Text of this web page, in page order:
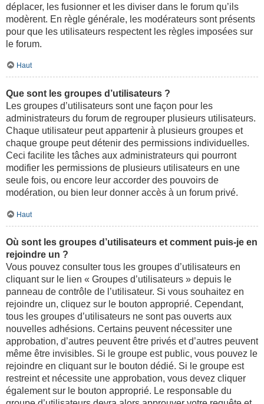
déplacer, les fusionner et les diviser dans le forum qu’ils
modèrent. En règle générale, les modérateurs sont présents
pour que les utilisateurs respectent les règles imposées sur
le forum.
Haut
Que sont les groupes d’utilisateurs ?
Les groupes d’utilisateurs sont une façon pour les
administrateurs du forum de regrouper plusieurs utilisateurs.
Chaque utilisateur peut appartenir à plusieurs groupes et
chaque groupe peut détenir des permissions individuelles.
Ceci facilite les tâches aux administrateurs qui pourront
modifier les permissions de plusieurs utilisateurs en une
seule fois, ou encore leur accorder des pouvoirs de
modération, ou bien leur donner accès à un forum privé.
Haut
Où sont les groupes d’utilisateurs et comment puis-je en
rejoindre un ?
Vous pouvez consulter tous les groupes d’utilisateurs en
cliquant sur le lien « Groupes d’utilisateurs » depuis le
panneau de contrôle de l’utilisateur. Si vous souhaitez en
rejoindre un, cliquez sur le bouton approprié. Cependant,
tous les groupes d’utilisateurs ne sont pas ouverts aux
nouvelles adhésions. Certains peuvent nécessiter une
approbation, d’autres peuvent être privés et d’autres peuvent
même être invisibles. Si le groupe est public, vous pouvez le
rejoindre en cliquant sur le bouton dédié. Si le groupe est
restreint et nécessite une approbation, vous devez cliquer
également sur le bouton approprié. Le responsable du